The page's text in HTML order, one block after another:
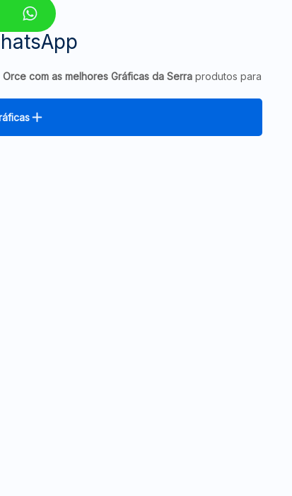
Orce com as melhores Gráficas da Serra produtos para